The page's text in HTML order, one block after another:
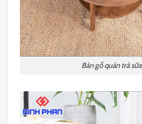
Bàn gỗ quán trà sữa